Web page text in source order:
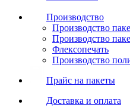
Производство
Производство
Производство
Флексопечать
Производство
Прайс на пакеты
Доставка и оплата